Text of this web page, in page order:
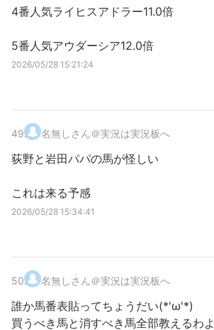
4番人気ライヒスアドラー11.0倍
5番人気アウダーシア12.0倍
2026/05/28 15:21:24
49. 名無しさん＠実況は実況板へ
荻野と岩田パパの馬が怪しい
これは来る予感
2026/05/28 15:34:41
50. 名無しさん＠実況は実況板へ
誰か馬番表貼ってちょうだい(*'ω'*)
買うべき馬と消すべき馬全部教えるわよ